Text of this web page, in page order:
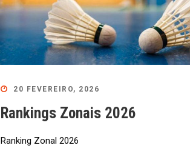
20 FEVEREIRO, 2026
Rankings Zonais 2026
Ranking Zonal 2026